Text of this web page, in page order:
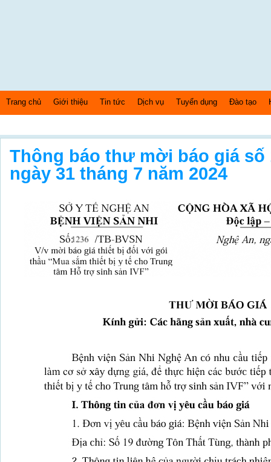
Trang chủ Giới thiệu Tin tức Dịch vụ Tuyển dụng Đào tạo
Thông báo thư mời báo giá số
ngày 31 tháng 7 năm 2024